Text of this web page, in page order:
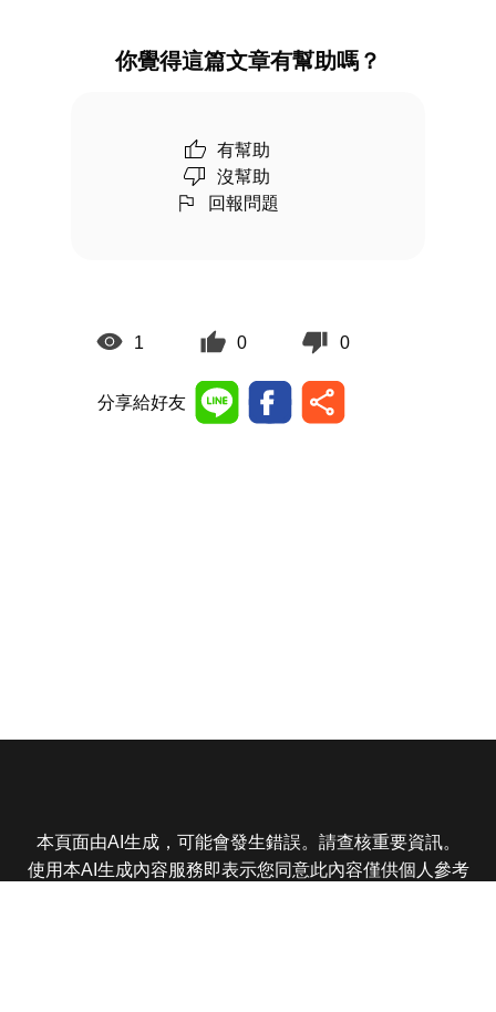
你覺得這篇文章有幫助嗎？
有幫助
沒幫助
回報問題
1 0 0
分享給好友
本頁面由AI生成，可能會發生錯誤。請查核重要資訊。
使用本AI生成內容服務即表示您同意此內容僅供個人參考